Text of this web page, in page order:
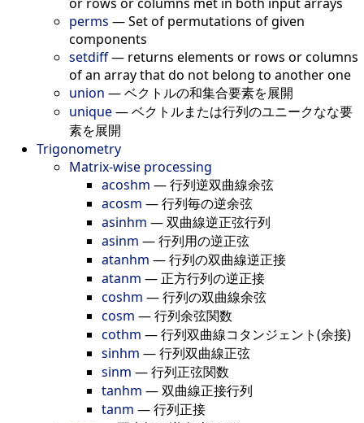
perms —Set of permutations of given
components
setdiff— returns elements or rows or columns
of an array that do not belong to another one
union —ベクトルの和集合要素を展開
unique—ベクトルまたは行列のユニークなな要
素を展開
Trigonometry
Matrix-wise processing
acoshm —行列逆双曲線余弦
acosm —行列毎の逆余弦
asinhm —双曲線逆正弦行列
asinm —行列用の逆正弦
atanhm —行列の双曲線逆正接
atanm — 正方行列の逆正接
coshm —行列の双曲線余弦
cosm —行列余弦関数
cothm —行列双曲線コタンジェント(余接)
sinhm —行列双曲線正弦
sinm —行列正弦関数
tanhm —双曲線正接行列
tanm —行列正接